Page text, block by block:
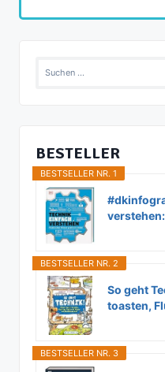
Suchen
BESTELLER
BESTSELLER NR. 1
BESTSELLER NR. 2
So geht
toasten,
BESTSELLER NR. 3